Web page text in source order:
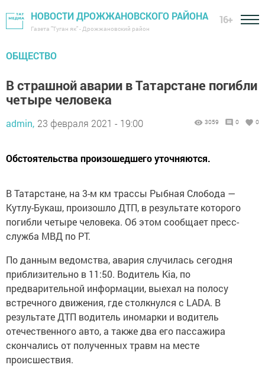
НОВОСТИ ДРОЖЖАНОВСКОГО РАЙОНА
Газета "Туган як" - Дрожжановский район
16+
ОБЩЕСТВО
В страшной аварии в Татарстане погибли
четыре человека
admin, 23 февраля 2021 - 19:00 3059 0 0
Обстоятельства произошедшего уточняются.
В Татарстане, на 3-м км трассы Рыбная Слобода —
Кутлу-Букаш, произошло ДТП, в результате которого
погибли четыре человека. Об этом сообщает пресс-
служба МВД по РТ.
По данным ведомства, авария случилась сегодня
приблизительно в 11:50. Водитель Kia, по
предварительной информации, выехал на полосу
встречного движения, где столкнулся с LADA. В
результате ДТП водитель иномарки и водитель
отечественного авто, а также два его пассажира
скончались от полученных травм на месте
происшествия.